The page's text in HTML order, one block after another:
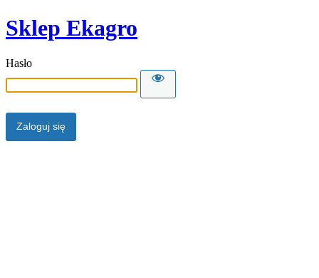
Sklep Ekagro
Hasło